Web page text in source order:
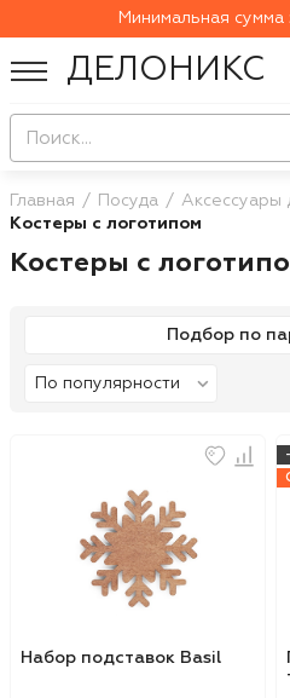
Минимальная сумма
ДЕЛОНИКС
Главная Посуда
Аксессуары
Костеры с логотипом
Костеры с
Подбор по
Набор подставок Basil